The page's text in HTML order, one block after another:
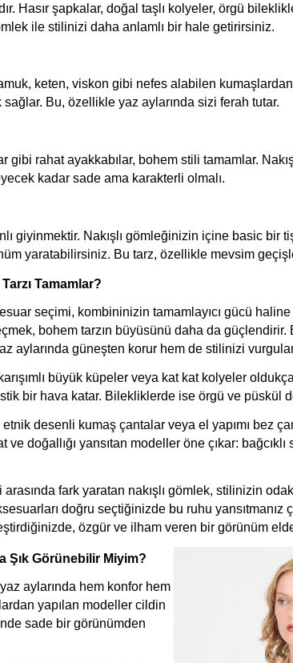
Hasır şapkalar, doğal taşlı kolyeler, örgü
ile stilinizi daha anlamlı bir hale getirirsiniz.
keten, viskon gibi nefes alabilen
Bu, özellikle yaz aylarında sizi ferah tutar.
rahat ayakkabılar, bohem stili tamamlar.
kadar sade ama karakterli olmalı.
giyinmektir. Nakışlı gömleğinizin içine basic bir
yaratabilirsiniz. Bu tarz, özellikle mevsim
Tamamlar?
seçimi, kombininizin tamamlayıcı gücü
bohem tarzın büyüsünü daha da güçlendirir.
aylarında güneşten korur hem de stilinizi
büyük küpeler veya kat kat kolyeler
bir hava katar. Bilekliklerde ise örgü ve püskül
desenli kumaş çantalar veya el yapımı bez
doğallığı yansıtan modeller öne çıkar:
fark yaratan nakışlı gömlek, stilinizin
doğru seçtiğinizde bu ruhu yansıtmanız
özgür ve ilham veren bir görünüm
Şık Görünebilir Miyim?
aylarında hem konfor hem
yapılan modeller cildin
sade bir görünümden